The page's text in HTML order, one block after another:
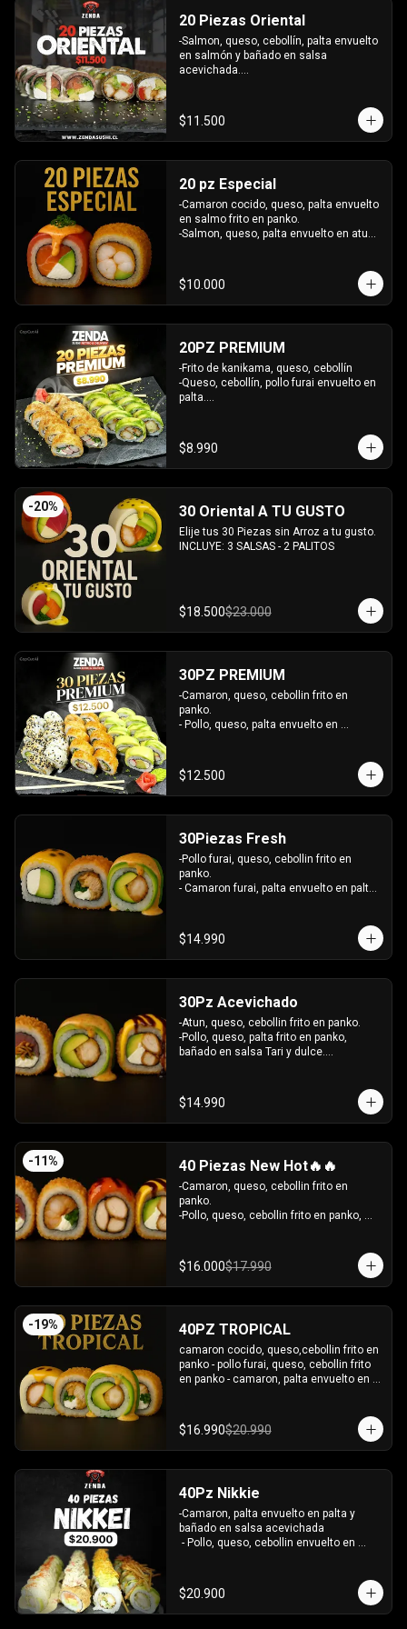
INCLUYE: 6 SALSAS - 5 PALITOS
plaqueta mixta (Salmon, palta)
- Palmito, queso envuelto en cibullette.
- Pollo, queso, palta envuelto en
sesamo.
20 Piezas Oriental
-Salmon, queso, cebollín, palta envuelto
en salmón y bañado en salsa
acevichada.
INCLUYE: 2 SALSAS - 1 PALITOS
$11.500
20 pz Especial
-Camaron cocido, queso, palta envuelto
en salmo frito en panko.
-Salmon, queso, palta envuelto en atun
$10.000
20PZ PREMIUM
-Frito de kanikama, queso, cebollín
-Queso, cebollín, pollo furai envuelto en
palta.
$8.990
-20% 30 Oriental A TU GUSTO
Elije tus 30 Piezas sin Arroz a tu gusto.
INCLUYE: 3 SALSAS - 2 PALITOS
$18.500$23.000
30PZ PREMIUM
-Camaron, queso, cebollin frito en
panko.
- Pollo, queso, palta envuelto en
palta.
INCLUYE: 3 SALSAS - 2 PALITOS
$12.500
30Piezas Fresh
-Pollo furai, queso, cebollin frito en
panko.
- Camaron furai, palta envuelto en palta
queso y mango, bañado en salsa de
maracuya.
-INCLUYE: 3 SALSAS -2 PALITOS
$14.990
30Pz Acevichado
-Atun, queso, cebollin frito en panko.
-Pollo, queso, palta frito en panko,
bañado en salsa Tari y dulce.
INCLUYE: 3 SALSAS - 2 PALITOS
$14.990
-11% 40 Piezas New Hot🔥🔥
-Camaron, queso, cebollin frito en
panko.
-Pollo, queso, cebollin frito en panko,
bañado en salsa tari y dulce.
-Atun, queso, cebollin frito en panko.
INCLUYE: 3 SALSAS - 2 PALITOS
$16.000$17.990
-19% 40PZ TROPICAL
camaron cocido, queso,cebollin frito en
panko - pollo furai, queso, cebollin frito
en panko - camaron, palta envuelto en
bañado en salsa de maracuya
INCLUYE: 3 SALSAS - 2 PALITOS
$16.990$20.990
40Pz Nikkie
-Camaron, palta envuelto en palta y
bañado en salsa acevichada
- Pollo, queso, cebollin envuelto en
guacamole y wantanes fritos
- Salmon, palta envuelto en nori frito en
panko, cubierto de tartar crab.
$20.900